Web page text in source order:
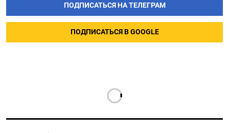
ПОДПИСАТЬСЯ НА ТЕЛЕГРАМ
ПОДПИСАТЬСЯ В GOOGLE